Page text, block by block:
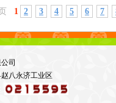
1 2 3 4 5 6 7
司
八永济工业区